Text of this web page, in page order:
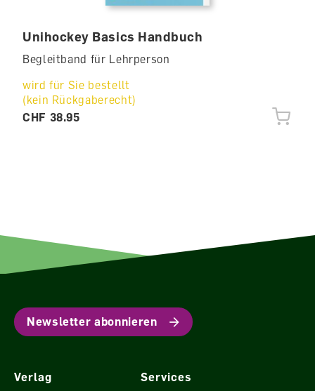
Unihockey Basics Handbuch
Begleitband für Lehrperson
wird für Sie bestellt
(kein Rückgaberecht)
CHF 38.95
Newsletter abonnieren
Verlag
Services